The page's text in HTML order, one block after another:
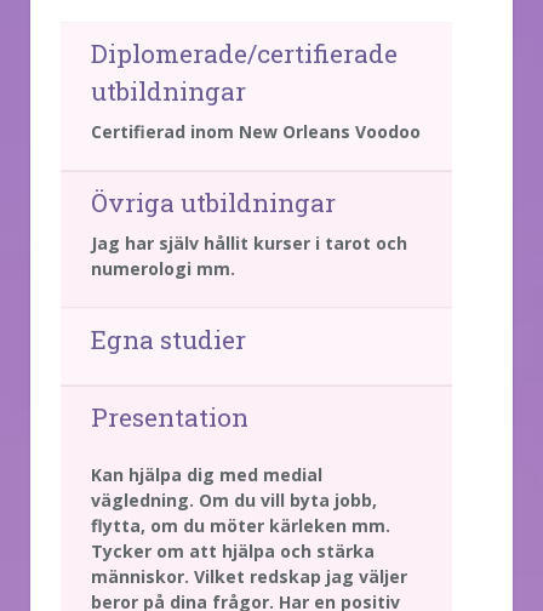
Diplomerade/certifierade
utbildningar
Certifierad inom New Orleans Voodoo
Övriga utbildningar
Jag har själv hållit kurser i tarot och
numerologi mm.
Egna studier
Presentation
Kan hjälpa dig med medial
vägledning. Om du vill byta jobb,
flytta, om du möter kärleken mm.
Tycker om att hjälpa och stärka
människor. Vilket redskap jag väljer
beror på dina frågor. Har en positiv